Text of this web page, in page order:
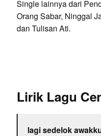
Single lainnya dari
Orang Sabar, Ninggal
dan Tulisan Ati.
Lirik Lagu
lagi sedelok